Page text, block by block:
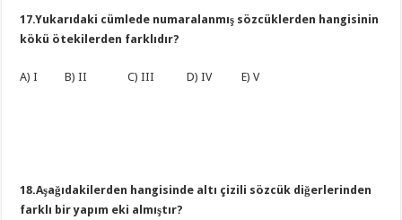
17.Yukarıdaki cümlede numaralanmış sözcüklerden hangisinin
kökü ötekilerden farklıdır?
A) I B) II C) III D) IV E) V
18.Aşağıdakilerden hangisinde altı çizili sözcük diğerlerinden
farklı bir yapım eki almıştır?